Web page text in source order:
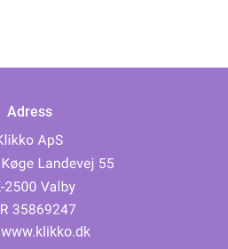
Adress
www.klikko.dk